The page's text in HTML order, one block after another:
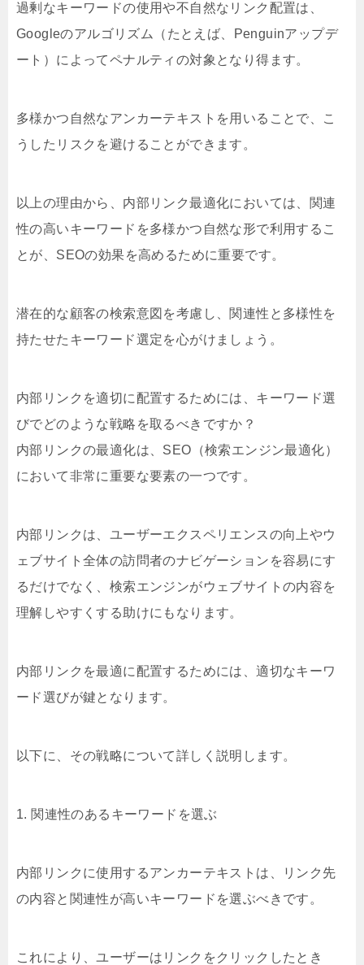
過剰なキーワードの使用や不自然なリンク配置は、
Googleのアルゴリズム（たとえば、Penguinアップデ
ート）によってペナルティの対象となり得ます。
多様かつ自然なアンカーテキストを用いることで、こ
うしたリスクを避けることができます。
以上の理由から、内部リンク最適化においては、関連
性の高いキーワードを多様かつ自然な形で利用するこ
とが、SEOの効果を高めるために重要です。
潜在的な顧客の検索意図を考慮し、関連性と多様性を
持たせたキーワード選定を心がけましょう。
内部リンクを適切に配置するためには、キーワード選
びでどのような戦略を取るべきですか？
内部リンクの最適化は、SEO（検索エンジン最適化）
において非常に重要な要素の一つです。
内部リンクは、ユーザーエクスペリエンスの向上やウ
ェブサイト全体の訪問者のナビゲーションを容易にす
るだけでなく、検索エンジンがウェブサイトの内容を
理解しやすくする助けにもなります。
内部リンクを最適に配置するためには、適切なキーワ
ード選びが鍵となります。
以下に、その戦略について詳しく説明します。
1. 関連性のあるキーワードを選ぶ
内部リンクに使用するアンカーテキストは、リンク先
の内容と関連性が高いキーワードを選ぶべきです。
これにより、ユーザーはリンクをクリックしたとき